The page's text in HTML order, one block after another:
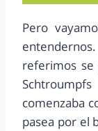
Pero
referimos
comenzaba
pasea por el